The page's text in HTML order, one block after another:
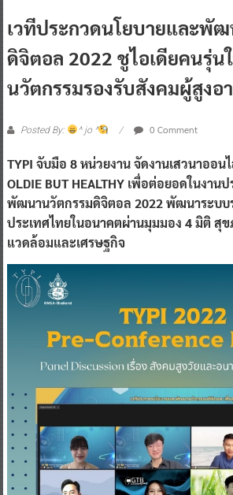
เวทีประกวดนโยบายและพั
ดิจิตอล 2022 ชูไอเดียคนรุ่น
นวัตกรรมรองรับสังคมผู้สูงอ
Posted By: ^ jo ^ 0 Comment
TYPI จับมือ 8 หน่วยงาน จัดงานเสวนาออน
OLDIE BUT HEALTHY เพื่อต่อยอดในงาน
พัฒนานวัตกรรมดิจิตอล 2022 พัฒนาระบบ
ประเทศไทยในอนาคตผ่านมุมมอง 4 มิติ สุ
แวดล้อมและเศรษฐกิจ